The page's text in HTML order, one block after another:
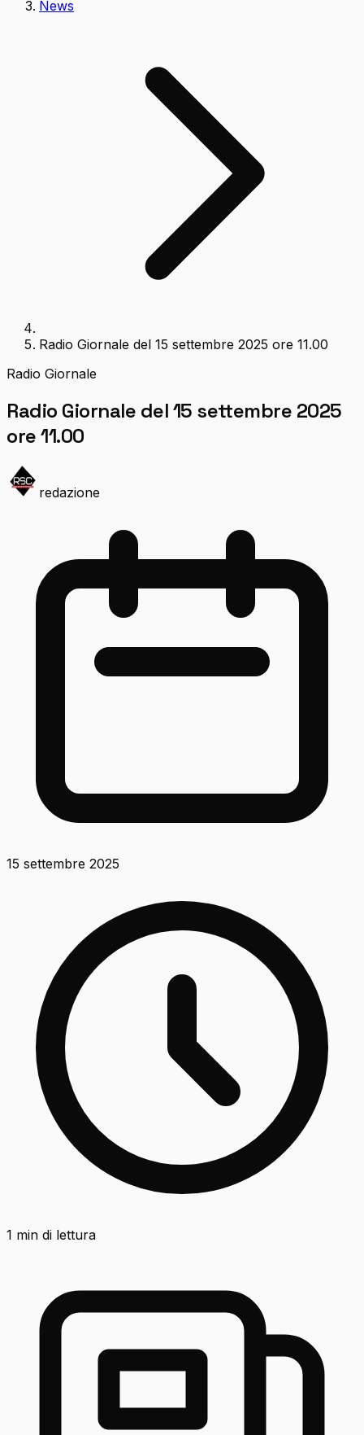
News
Radio Giornale del 15 settembre 2025 ore 11.00
Radio Giornale
Radio Giornale del 15 settembre 2025
ore 11.00
redazione
15 settembre 2025
1 min di lettura